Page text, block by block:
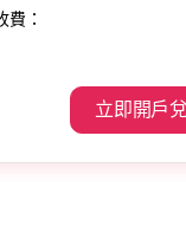
費：
立即開戶